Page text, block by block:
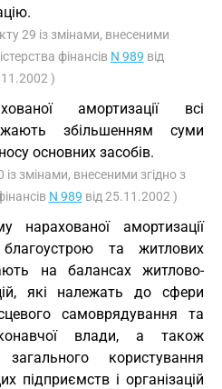
29 із змінами, внесеними
фінансів N 989 від
)
амортизації всі
збільшенням суми
основних засобів.
змінами, внесеними згідно з
N 989 від 25.11.2002 )
нарахованої амортизації
благоустрою та житлових
на балансах житлово-
які належать до сфери
самоврядування та
влади, а також
користування
підприємств і організацій